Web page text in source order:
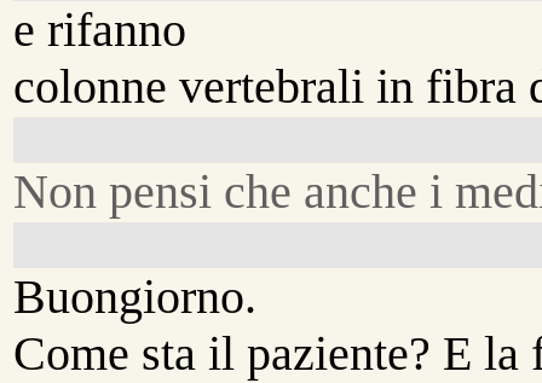
e rifanno
colonne vertebrali in fibra
Non pensi che anche i
Buongiorno.
Come sta il paziente? E la